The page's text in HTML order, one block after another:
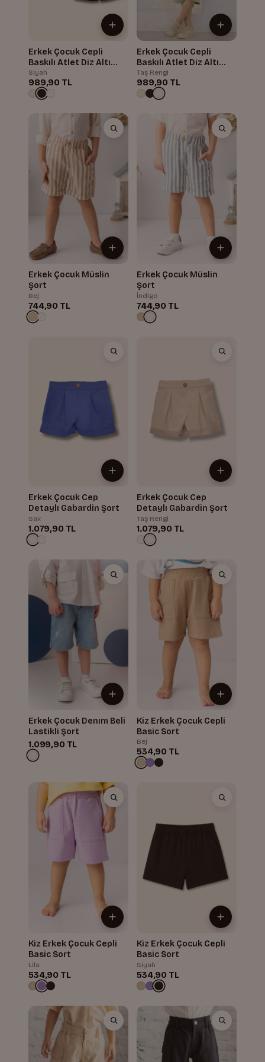
Erkek Çocuk Cepli
Baskılı Atlet Diz Altı
Şort Takım
Siyah
989,90 TL
Erkek Çocuk Cepli
Baskılı Atlet Diz Altı
Şort Takım
Taş Rengi
989,90 TL
Erkek Çocuk Müslin
Şort
Bej
744,90 TL
Erkek Çocuk Müslin
Şort
İndigo
744,90 TL
Erkek Çocuk Cep
Detaylı Gabardin Şort
Sax
1.079,90 TL
Erkek Çocuk Cep
Detaylı Gabardin Şort
Taş Rengi
1.079,90 TL
Erkek Çocuk Denım Beli
Lastikli Şort
1.099,90 TL
Kiz Erkek Çocuk Cepli
Basic Sort
Bej
534,90 TL
Kiz Erkek Çocuk Cepli
Basic Sort
Lila
534,90 TL
Kiz Erkek Çocuk Cepli
Basic Sort
Siyah
534,90 TL